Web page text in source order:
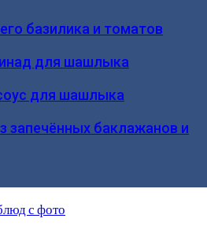
базилика и томатов
для шашлыка
для шашлыка
запечённых баклажанов и